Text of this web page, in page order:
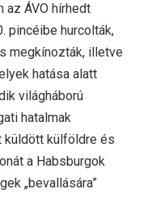
az ÁVO hírhedt
pincéibe hurcolták,
megkínozták, illetve
hatása alatt
világháború
hatalmak
küldött külföldre és
a Habsburgok
„bevallására”